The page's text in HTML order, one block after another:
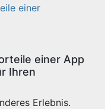
einer
einer App
Ihren
Erlebnis.